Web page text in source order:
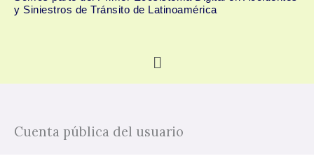
y Siniestros de Tránsito de Latinoamérica
Menú
Cuenta pública del usuario